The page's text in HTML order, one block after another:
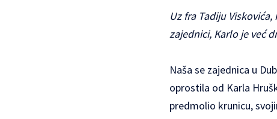
Uz fra Tadiju
zajednici, Karlo je već
Naša se zajednica u
oprostila od Karla
predmolio krunicu,